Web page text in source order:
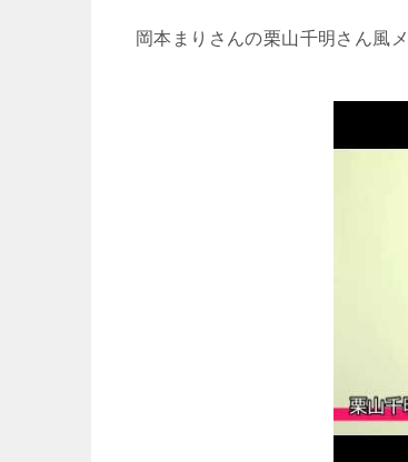
岡本まりさんの栗山千明さん風